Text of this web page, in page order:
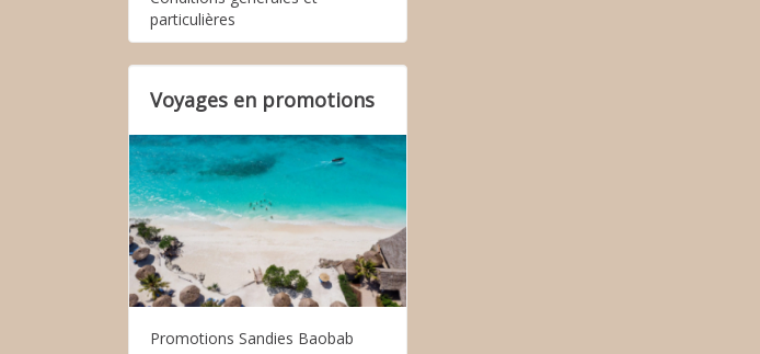
particulières
Voyages en promotions
Promotions Sandies Baobab